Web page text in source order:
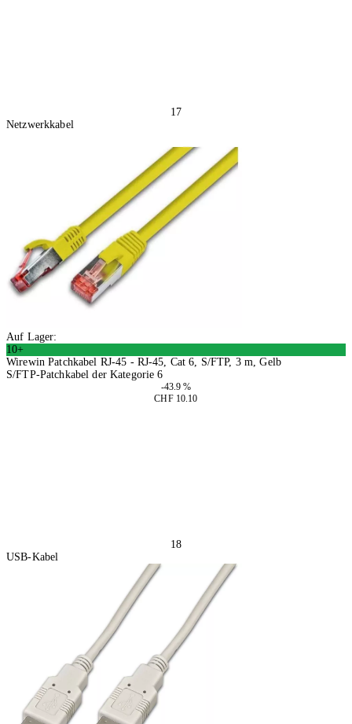
17
Netzwerkkabel
Auf Lager:
10+
Wirewin Patchkabel RJ-45 - RJ-45, Cat 6, S/FTP, 3 m, Gelb
S/FTP-Patchkabel der Kategorie 6
-43.9 %
CHF 10.10
18
USB-Kabel